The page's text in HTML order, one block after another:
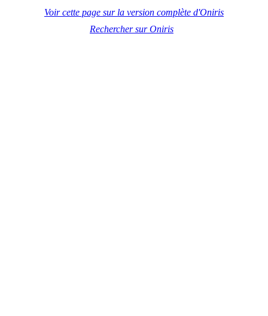
Voir cette page sur la version complète d'Oniris
Rechercher sur Oniris